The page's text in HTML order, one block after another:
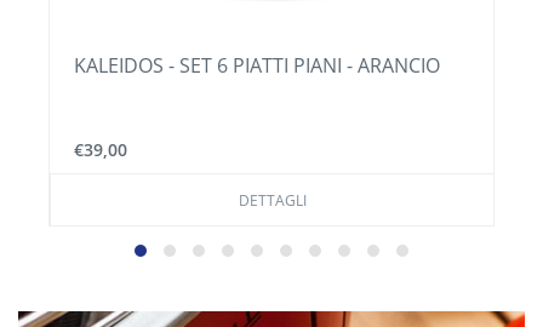
KALEIDOS - SET 6 PIATTI PIANI - ARANCIO
€39,00
DETTAGLI